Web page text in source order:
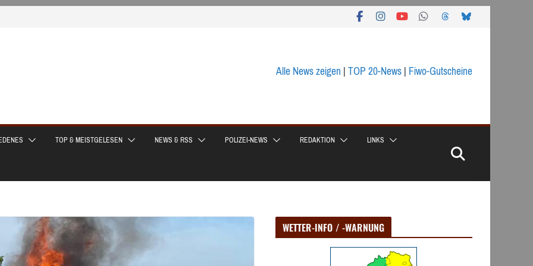
Alle News zeigen|TOP 20-News|Fiwo-Gutscheine
TOP & MEISTGELESEN NEWS & RSS POLIZEI-NEWS REDAKTION LINKS
WETTER-INFO / -WARNUNG